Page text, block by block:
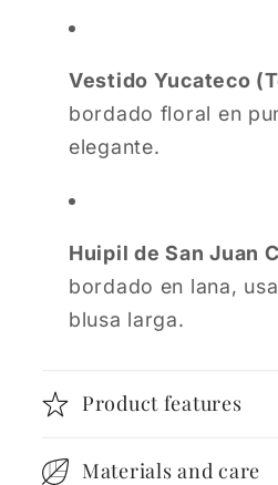
Vestido Yucateco
bordado floral en
elegante.
Huipil de San Juan
bordado en lana,
blusa larga.
Product features
Materials and care